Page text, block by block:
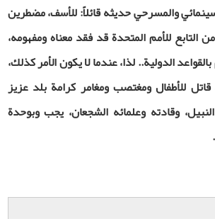
والمسرحي حديثه قائلاً: للأسف، مضطرين
التابع للأمم المتحدة قد فقد معناه ومفهومه،
الدولية.. لذا، عندما لا يكون الأمر كذلك،
للأطفال ومغتصب ومغامر كرامة بلد عزيز
وقادته وعلمائه الشجعان، يجب وبوحدة